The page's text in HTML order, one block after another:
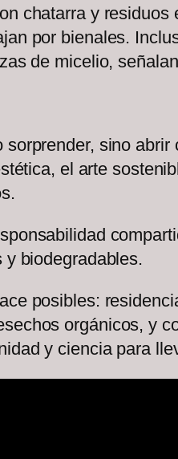
chatarra y
por bienales.
de micelio,
sino
el arte
biodegradables.
posibles:
orgánicos, y
y ciencia para